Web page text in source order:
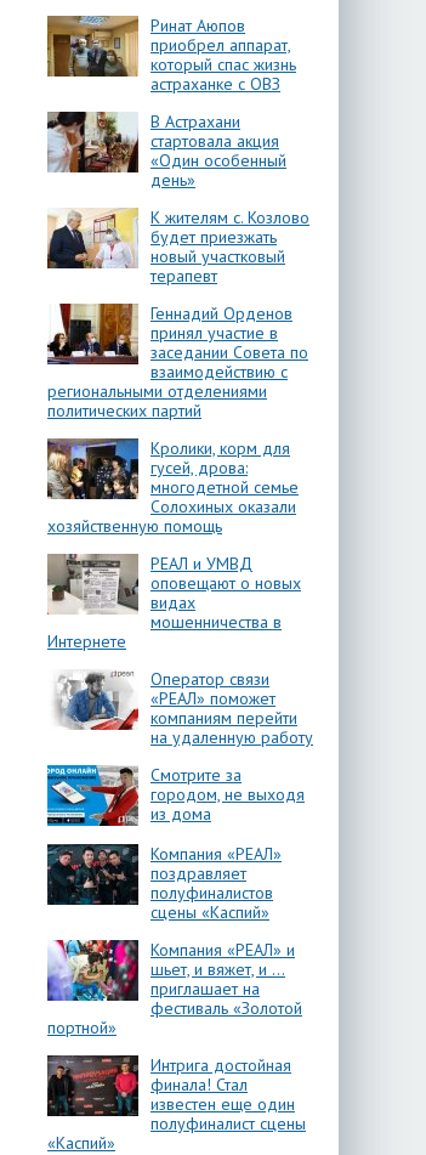
Ринат Аюпов
приобрел аппарат,
который спас жизнь
астраханке с ОВЗ
В Астрахани
стартовала акция
«Один особенный
день»
К жителям с. Козлово
будет приезжать
новый участковый
терапевт
Геннадий Орденов
принял участие в
заседании Совета по
взаимодействию с
региональными отделениями
политических партий
Кролики, корм для
гусей, дрова:
многодетной семье
Солохиных оказали
хозяйственную помощь
РЕАЛ и УМВД
оповещают о новых
видах
мошенничества в
Интернете
Оператор связи
«РЕАЛ» поможет
компаниям перейти
на удаленную работу
Смотрите за
городом, не выходя
из дома
Компания «РЕАЛ»
поздравляет
полуфиналистов
сцены «Каспий»
Компания «РЕАЛ» и
шьет, и вяжет, и …
приглашает на
фестиваль «Золотой
портной»
Интрига достойная
финала! Стал
известен еще один
полуфиналист сцены
«Каспий»